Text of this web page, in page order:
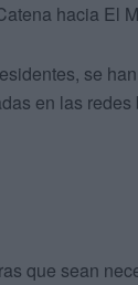
hacia El
se
en las redes
que sean